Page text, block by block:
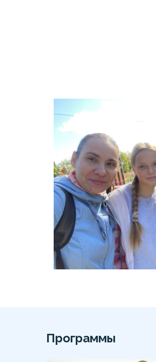
Программы